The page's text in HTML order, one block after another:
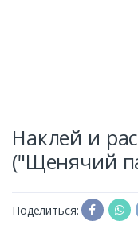
Наклей и
("Щенячий
Поделиться: